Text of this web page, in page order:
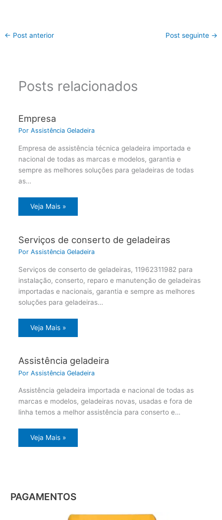
← Post anterior Post seguinte →
Posts relacionados
Empresa
Por Assistência Geladeira
Empresa de assistência técnica geladeira importada e
nacional de todas as marcas e modelos, garantia e
sempre as melhores soluções para geladeiras de todas
as…
Veja Mais »
Serviços de conserto de geladeiras
Por Assistência Geladeira
Serviços de conserto de geladeiras, 11962311982 para
instalação, conserto, reparo e manutenção de geladeiras
importadas e nacionais, garantia e sempre as melhores
soluções para geladeiras…
Veja Mais »
Assistência geladeira
Por Assistência Geladeira
Assistência geladeira importada e nacional de todas as
marcas e modelos, geladeiras novas, usadas e fora de
linha temos a melhor assistência para conserto e…
Veja Mais »
PAGAMENTOS